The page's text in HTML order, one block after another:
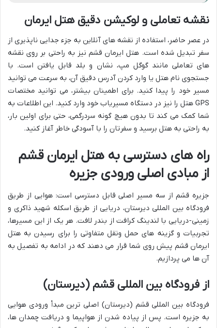
نقشه تعاملی و لوکیشن دقیق هتل ایرمان
در عصر حاضر، استفاده از نقشه های آنلاین به جزء جدایی ناپذیری از
سفر تبدیل شده است. هتل ایرمان قشم نیز به راحتی بر روی نقشه
های تعاملی مانند گوگل مپ، نشان و بلد قابل یافتن است. با
جستجوی نام هتل یا وارد کردن آدرس دقیق آن، به سرعت می توانید
مسیر خود را پیدا کنید. برای اطمینان بیشتر، می توانید مختصات
GPS هتل را نیز در دستگاه مسیریاب خود وارد کنید. این اطلاعات به
شما کمک می کند تا بدون هیچ گونه سردرگمی، حتی برای اولین بار،
به راحتی به هتل برسید و سفرتان را با آسودگی خاطر آغاز کنید.
راه های دسترسی به هتل ایرمان قشم
از مبادی اصلی ورودی جزیره
جزیره قشم از سه مسیر اصلی قابل دسترسی است: هوایی از طریق
فرودگاه بین المللی دیرستان، دریایی از طریق اسکله شهید ذاکری و
زمینی-دریایی با لندینگ کرافت از بندر لافت. هر یک از این مسیرها،
تجربیات و گزینه های حمل ونقل متفاوتی را برای رسیدن به هتل
ایرمان قشم پیش روی شما قرار می دهند که در ادامه به تفصیل به
آن ها می پردازیم.
از فرودگاه بین المللی قشم (دیرستان)
فرودگاه بین المللی قشم (دیرستان) اصلی ترین مبدأ ورودی هوایی
به جزیره است. پس از پیاده شدن از هواپیما و دریافت چمدان ها،